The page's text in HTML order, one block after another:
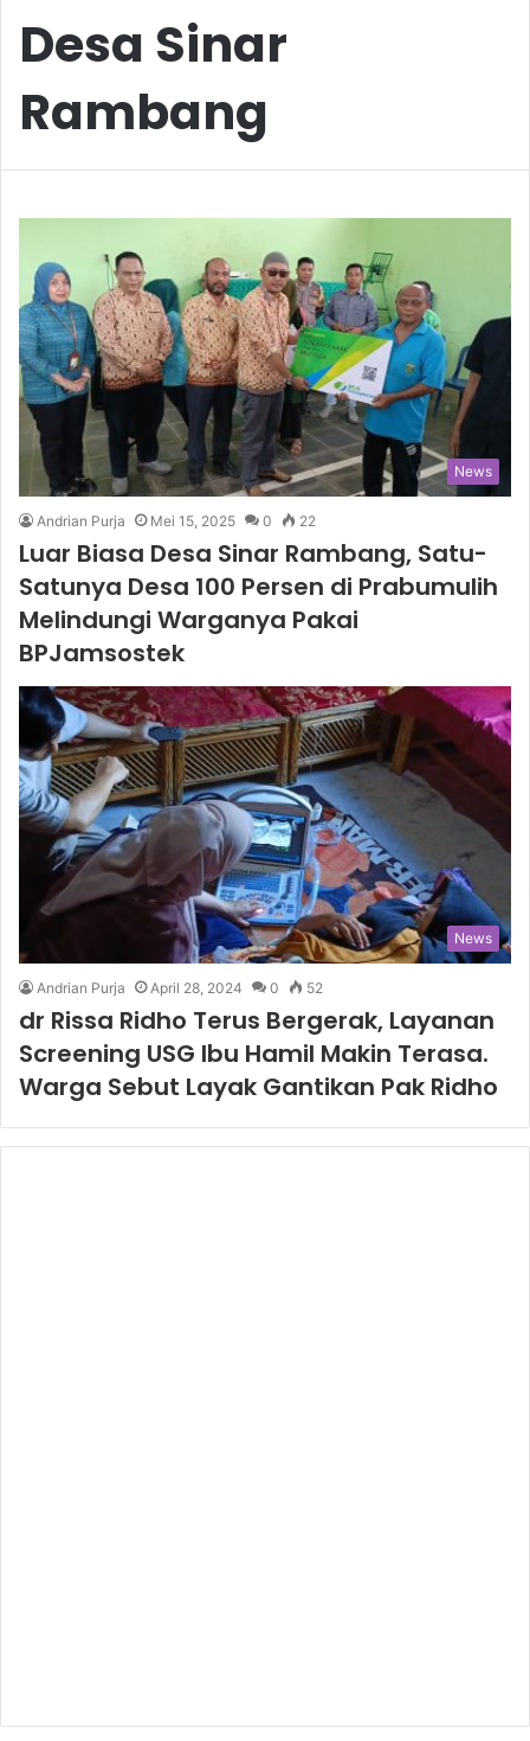
Desa Sinar
Rambang
News
Andrian Purja Mei 15, 2025 0 22
Luar Biasa Desa Sinar Rambang, Satu-
Satunya Desa 100 Persen di Prabumulih
Melindungi Warganya Pakai
BPJamsostek
News
Andrian Purja April 28, 2024 0 52
dr Rissa Ridho Terus Bergerak, Layanan
Screening USG Ibu Hamil Makin Terasa.
Warga Sebut Layak Gantikan Pak Ridho